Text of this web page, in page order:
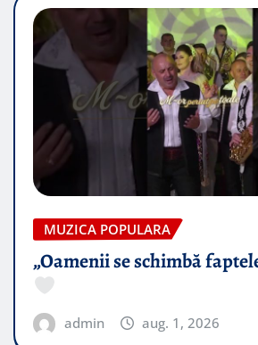
MUZICA POPULARA
„Oamenii se schimbă
admin aug. 1, 2026